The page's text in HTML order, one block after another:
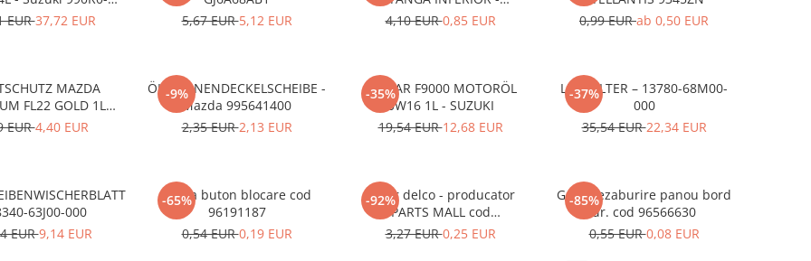
21E72-004
EUR37,72 EUR
5,67 EUR5,12 EUR
KD5351SJ3A
4,10 EUR0,85 EUR
0,99 EURab 0,50 EUR
MAZDA
FL22 GOLD 1L
4X
EUR4,40 EUR
-9%
ÖLWANNENDECKELSCHEIBE -
Mazda 995641400
2,35 EUR2,13 EUR
-35%
ECSTAR F9000 MOTORÖL
0W16 1L - SUZUKI
19,54 EUR12,68 EUR
-37%
LUFTFILTER – 13780-68M00-
000
35,54 EUR22,34 EUR
63J00-000
EUR9,14 EUR
-65%
Rama buton blocare cod
96191187
0,54 EUR0,19 EUR
-92%
Rotor delco - producator
PARTS MALL cod
33310A78B00-000
3,27 EUR0,25 EUR
-85%
Grila dezaburire panou bord
dr. cod 96566630
0,55 EUR0,08 EUR